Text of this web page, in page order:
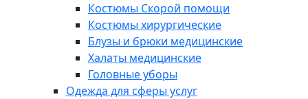
Костюмы Скорой помощи
Костюмы хирургические
Блузы и брюки медицинские
Халаты медицинские
Головные уборы
Одежда для сферы услуг